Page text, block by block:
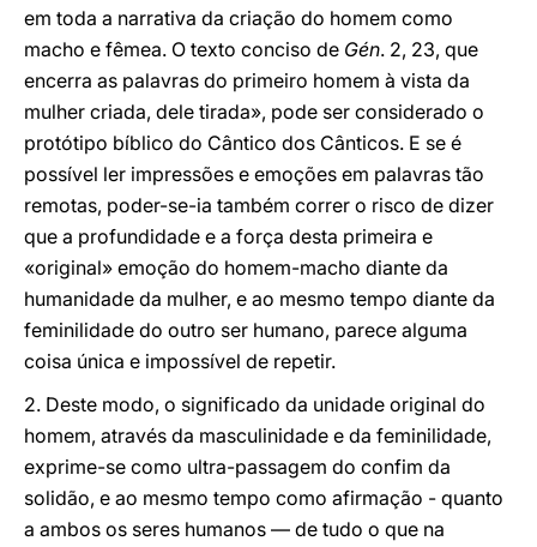
em toda a narrativa da criação do homem como
macho e fêmea. O texto conciso de Gén. 2, 23, que
encerra as palavras do primeiro homem à vista da
mulher criada, dele tirada», pode ser considerado o
protótipo bíblico do Cântico dos Cânticos. E se é
possível ler impressões e emoções em palavras tão
remotas, poder-se-ia também correr o risco de dizer
que a profundidade e a força desta primeira e
«original» emoção do homem-macho diante da
humanidade da mulher, e ao mesmo tempo diante da
feminilidade do outro ser humano, parece alguma
coisa única e impossível de repetir.
2. Deste modo, o significado da unidade original do
homem, através da masculinidade e da feminilidade,
exprime-se como ultra-passagem do confim da
solidão, e ao mesmo tempo como afirmação - quanto
a ambos os seres humanos — de tudo o que na